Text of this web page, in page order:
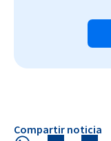
Compartir noticia